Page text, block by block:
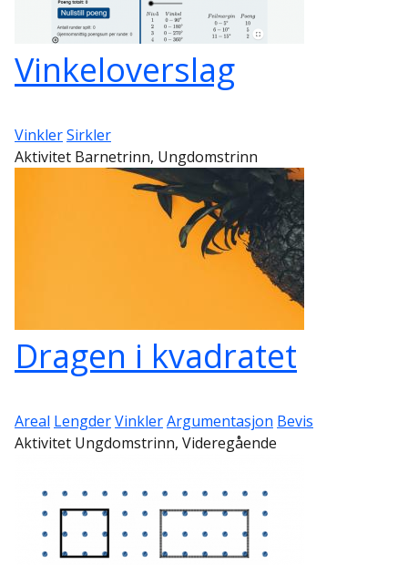
Vinkeloverslag
VinklerSirkler
Aktivitet Barnetrinn, Ungdomstrinn
Dragen i kvadratet
Areal LengderVinklerArgumentasjon Bevis
Aktivitet Ungdomstrinn, Videregående